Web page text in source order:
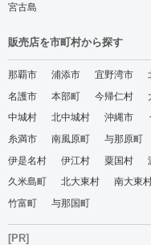
宮古島
販売店を市町村から探す
那覇市 浦添市 宜野湾市
名護市
本部町 今帰仁村
中城村
北中城村 沖縄市
糸満市
南風原町 与那原町
伊是名村
伊江村 粟国村
久米島町
北大東村 南大東
竹富町
与那国町
[PR]